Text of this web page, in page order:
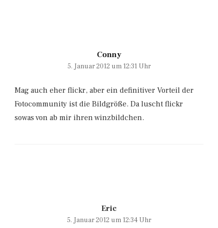
Conny
5. Januar 2012 um 12:31 Uhr
Mag auch eher flickr, aber ein definitiver Vorteil der
Fotocommunity ist die Bildgröße. Da luscht flickr
sowas von ab mir ihren winzbildchen.
Eric
5. Januar 2012 um 12:34 Uhr